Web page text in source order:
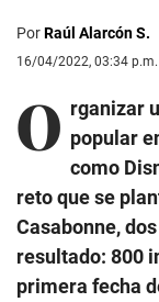
PorRaúl Alarcón S.
16/04/2022, 03:34 p.m.
O rganizar
popular
como
reto que se
Casabonne,
resultado: 800
primera fecha